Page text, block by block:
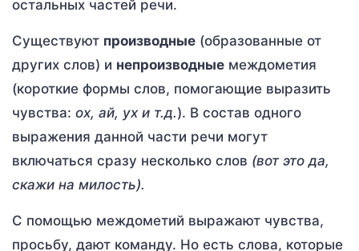
остальных частей речи.
Существуют производные (образованные от
других слов) и непроизводные междометия
(короткие формы слов, помогающие выразить
чувства: ох, ай, ух и т.д.). В состав одного
выражения данной части речи могут
включаться сразу несколько слов (вот это да,
скажи на милость).
С помощью междометий выражают чувства,
просьбу, дают команду. Но есть слова, которые